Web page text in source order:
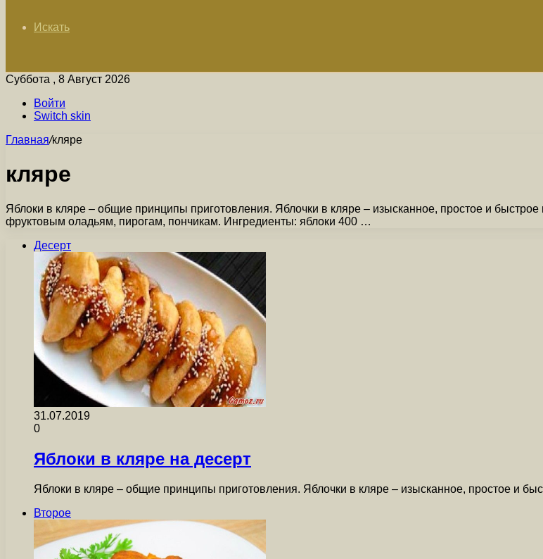
Искать
Суббота , 8 Август 2026
Войти
Switch skin
Главная/кляре
кляре
Яблоки в кляре – общие принципы приготовления. Яблочки в кляре – изысканное, простое и быстрое
фруктовым оладьям, пирогам, пончикам. Ингредиенты: яблоки 400 …
Десерт
31.07.2019
0
Яблоки в кляре на десерт
Яблоки в кляре – общие принципы приготовления. Яблочки в кляре – изысканное, простое и
Второе